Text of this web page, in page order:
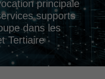
principale
supports
dans les
Tertiaire